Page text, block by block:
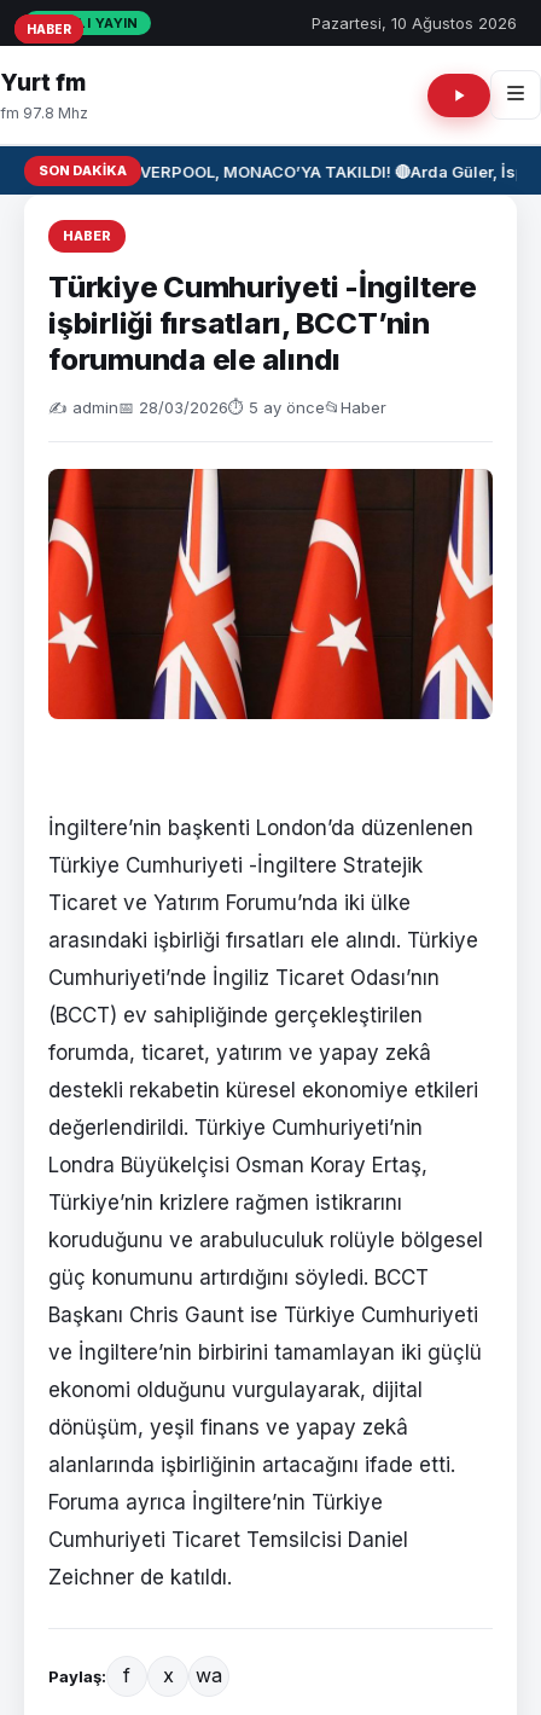
CANLI YAYIN Pazartesi, 10 Ağustos 2026
Yurt fm
fm 97.8 Mhz
SON DAKIKA⚽ LIVERPOOL, MONACO’YA TAKILDI! 🔴Arda Güler,
HABER
Türkiye Cumhuriyeti -İngiltere
işbirliği fırsatları, BCCT’nin
forumunda ele alındı
✍️ admin📅 28/03/2026⏱ 5 ay önce📂Haber
İngiltere’nin başkenti London’da düzenlenen
Türkiye Cumhuriyeti -İngiltere Stratejik
Ticaret ve Yatırım Forumu’nda iki ülke
arasındaki işbirliği fırsatları ele alındı. Türkiye
Cumhuriyeti’nde İngiliz Ticaret Odası’nın
(BCCT) ev sahipliğinde gerçekleştirilen
forumda, ticaret, yatırım ve yapay zekâ
destekli rekabetin küresel ekonomiye etkileri
değerlendirildi. Türkiye Cumhuriyeti’nin
Londra Büyükelçisi Osman Koray Ertaş,
Türkiye’nin krizlere rağmen istikrarını
koruduğunu ve arabuluculuk rolüyle bölgesel
güç konumunu artırdığını söyledi. BCCT
Başkanı Chris Gaunt ise Türkiye Cumhuriyeti
ve İngiltere’nin birbirini tamamlayan iki güçlü
ekonomi olduğunu vurgulayarak, dijital
dönüşüm, yeşil finans ve yapay zekâ
alanlarında işbirliğinin artacağını ifade etti.
Foruma ayrıca İngiltere’nin Türkiye
Cumhuriyeti Ticaret Temsilcisi Daniel
Zeichner de katıldı.
Paylaş: f x wa
HABER
HABER
HABER